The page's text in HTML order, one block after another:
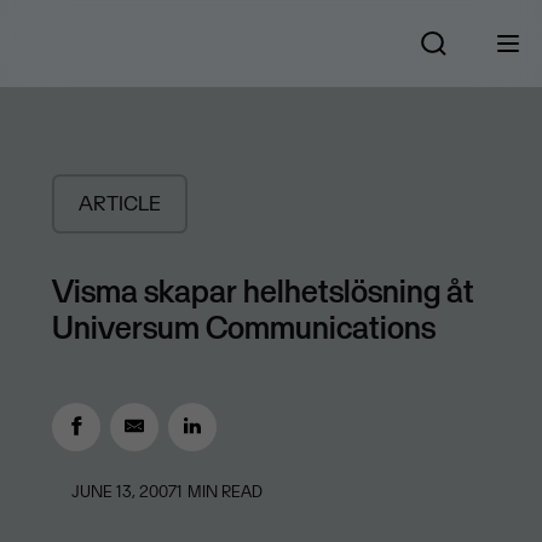
ARTICLE
Visma skapar helhetslösning åt
Universum Communications
JUNE 13, 20071 MIN READ